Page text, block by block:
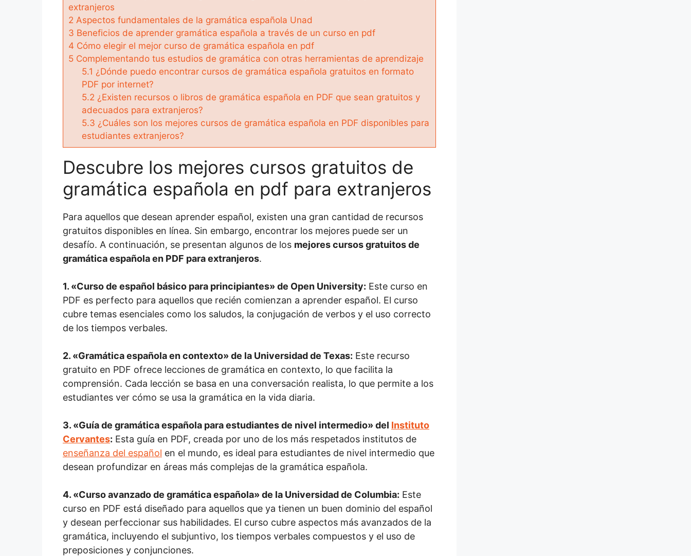
extranjeros
2 Aspectos fundamentales de la gramática española Unad
3 Beneficios de aprender gramática española a través de un curso en pdf
4 Cómo elegir el mejor curso de gramática española en pdf
5 Complementando tus estudios de gramática con otras herramientas de aprendizaje
5.1 ¿Dónde puedo encontrar cursos de gramática española gratuitos en formato
PDF por internet?
5.2 ¿Existen recursos o libros de gramática española en PDF que sean gratuitos y
adecuados para extranjeros?
5.3 ¿Cuáles son los mejores cursos de gramática española en PDF disponibles para
estudiantes extranjeros?
Descubre los mejores cursos gratuitos de
gramática española en pdf para extranjeros
Para aquellos que desean aprender español, existen una gran cantidad de recursos
gratuitos disponibles en línea. Sin embargo, encontrar los mejores puede ser un
desafío. A continuación, se presentan algunos de los mejores cursos gratuitos de
gramática española en PDF para extranjeros.
1. «Curso de español básico para principiantes»de Open University: Este curso en
PDF es perfecto para aquellos que recién comienzan a aprender español. El curso
cubre temas esenciales como los saludos, la conjugación de verbos y el uso correcto
de los tiempos verbales.
2. «Gramática española en contexto»de la Universidad de Texas: Este recurso
gratuito en PDF ofrece lecciones de gramática en contexto, lo que facilita la
comprensión. Cada lección se basa en una conversación realista, lo que permite a los
estudiantes ver cómo se usa la gramática en la vida diaria.
3. «Guía de gramática española para estudiantes de nivel intermedio»del Instituto
Cervantes: Esta guía en PDF, creada por uno de los más respetados institutos de
enseñanza del español en el mundo, es ideal para estudiantes de nivel intermedio que
desean profundizar en áreas más complejas de la gramática española.
4. «Curso avanzado de gramática española»de la Universidad de Columbia: Este
curso en PDF está diseñado para aquellos que ya tienen un buen dominio del español
y desean perfeccionar sus habilidades. El curso cubre aspectos más avanzados de la
gramática, incluyendo el subjuntivo, los tiempos verbales compuestos y el uso de
preposiciones y conjunciones.